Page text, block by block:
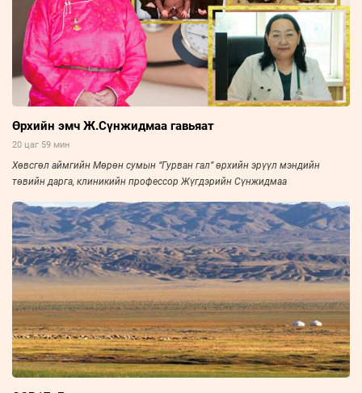
Өрхийн эмч Ж.Сүнжидмаа гавьяат
20 цаг 59 мин
Хөвсгөл аймгийн Мөрөн сумын “Гурван гал” өрхийн эрүүл мэндийн
төвийн дарга, клиникийн профессор Жүгдэрийн Сүнжидмаа